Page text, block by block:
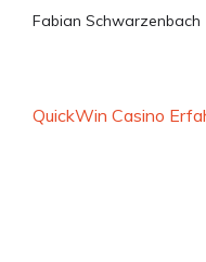
Fabian Schwarzenbach
QuickWin Casino